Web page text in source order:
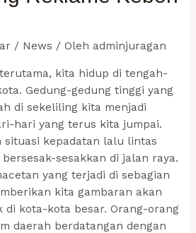
/ News / Oleh adminjuragan
kita hidup di tengah-
Gedung-gedung tinggi yang
di sekeliling kita menjadi
hari yang terus kita jumpai.
situasi kepadatan lalu lintas
sesakkan di jalan raya.
yang terjadi di sebagian
kita gambaran akan
di kota-kota besar. Orang-orang
daerah berdatangan dengan